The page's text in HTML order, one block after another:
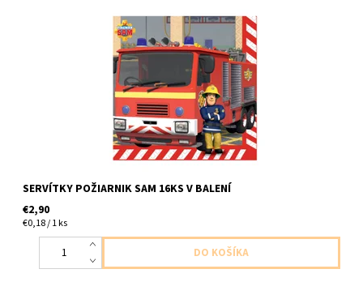
papierove servitky sam 2vrstvove 16ks v balení velkost 33cm
SERVÍTKY POŽIARNIK SAM 16KS V BALENÍ
€2,90
€0,18 / 1 ks